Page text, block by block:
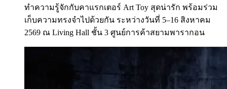
ทำความรู้จักกับคาแรกเตอร์ Art Toy สุดน่ารัก พร้อมร่วม
เก็บความทรงจำไปด้วยกัน ระหว่างวันที่ 5–16 สิงหาคม
2569 ณ Living Hall ชั้น 3 ศูนย์การค้าสยามพารากอน